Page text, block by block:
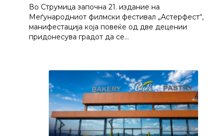
Во Струмица започна 21. издание на
Меѓународниот филмски фестивал „Астерфест“,
манифестација која повеќе од две децении
придонесува градот да се…